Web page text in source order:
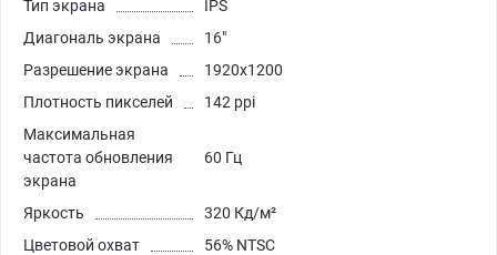
Тип экрана
IPS
Диагональ экрана
16"
Разрешение экрана
1920x1200
Плотность пикселей
142 ppi
Максимальная
частота обновления
экрана
60 Гц
Яркость
320 Кд/м²
Цветовой охват
56% NTSC